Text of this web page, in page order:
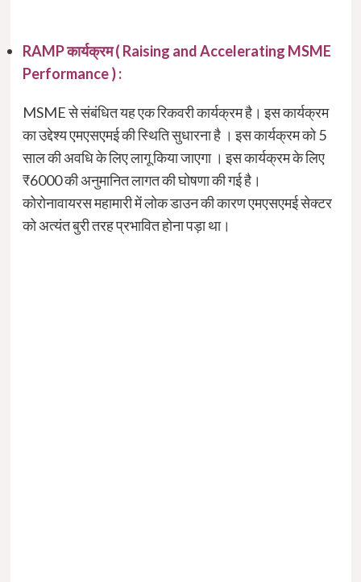
RAMP कार्यक्रम ( Raising and Accelerating MSME
Performance ) :
MSME से संबंधित यह एक रिकवरी कार्यक्रम है। इस कार्यक्रम
का उद्देश्य एमएसएमई की स्थिति सुधारना है । इस कार्यक्रम को 5
साल की अवधि के लिए लागू किया जाएगा । इस कार्यक्रम के लिए
₹6000 की अनुमानित लागत की घोषणा की गई है।
कोरोनावायरस महामारी में लोक डाउन की कारण एमएसएमई सेक्टर
को अत्यंत बुरी तरह प्रभावित होना पड़ा था।